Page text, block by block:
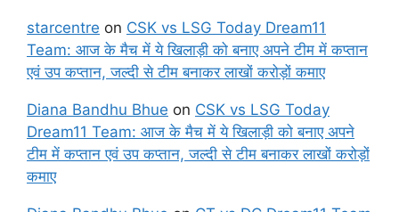
starcentre on CSK vs LSG Today Dream11
Team: आज के मैच में ये खिलाड़ी को बनाए अपने टीम में कप्तान
एवं उप कप्तान, जल्दी से टीम बनाकर लाखों करोड़ों कमाए
Diana Bandhu Bhue on CSK vs LSG Today
Dream11 Team: आज के मैच में ये खिलाड़ी को बनाए अपने
टीम में कप्तान एवं उप कप्तान, जल्दी से टीम बनाकर लाखों करोड़ों
कमाए